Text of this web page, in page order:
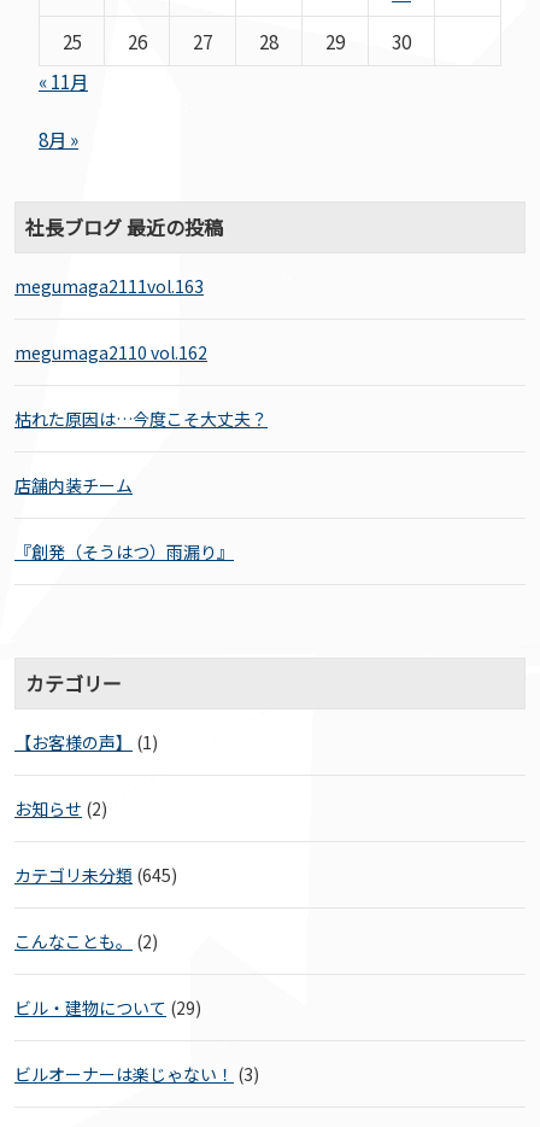
25
26 27 28 29
30
« 11月
8月 »
社長ブログ 最近の投稿
megumaga2111vol.163
megumaga2110 vol.162
枯れた原因は…今度こそ大丈夫？
店舗内装チーム
『創発（そうはつ）雨漏り』
カテゴリー
【お客様の声】 (1)
お知らせ (2)
カテゴリ未分類 (645)
こんなことも。 (2)
ビル・建物について (29)
ビルオーナーは楽じゃない！ (3)